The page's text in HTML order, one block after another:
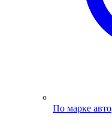
По марке авто